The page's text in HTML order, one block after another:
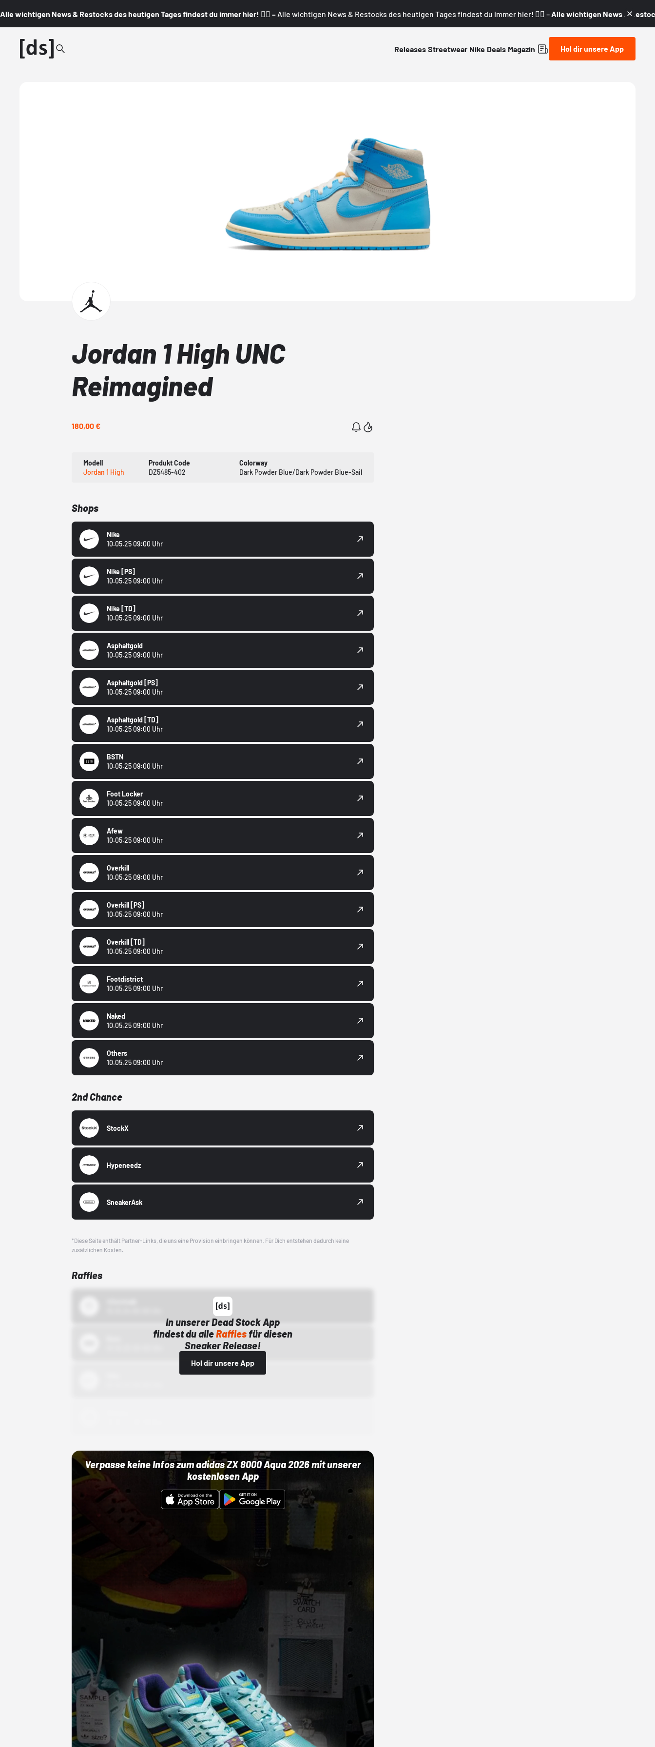
Alle wichtigen News & Restocks des heutigen Tages findest du immer hier! 👇🏼 – Alle wichtigen News & Restocks des heutigen Tages findest du immer hier! 👇🏼 – Alle wichtigen News &
Releases Streetwear Nike Deals Magazin Hol dir unsere App
Jordan 1 High UNC
Reimagined
180,00 €
Modell
Jordan 1 High
Produkt Code
DZ5485-402
Colorway
Dark Powder Blue/Dark Powder Blue-Sail
Shops
Nike
10.05.25 09:00 Uhr
Nike [PS]
10.05.25 09:00 Uhr
Nike [TD]
10.05.25 09:00 Uhr
Asphaltgold
10.05.25 09:00 Uhr
Asphaltgold [PS]
10.05.25 09:00 Uhr
Asphaltgold [TD]
10.05.25 09:00 Uhr
BSTN
10.05.25 09:00 Uhr
Foot Locker
10.05.25 09:00 Uhr
Afew
10.05.25 09:00 Uhr
Overkill
10.05.25 09:00 Uhr
Overkill [PS]
10.05.25 09:00 Uhr
Overkill [TD]
10.05.25 09:00 Uhr
Footdistrict
10.05.25 09:00 Uhr
Naked
10.05.25 09:00 Uhr
Others
10.05.25 09:00 Uhr
2nd Chance
StockX
Hypeneedz
SneakerAsk
*Diese Seite enthält Partner-Links, die uns eine Provision einbringen können. Für Dich entstehen dadurch keine
zusätzlichen Kosten.
Raffles
In unserer Dead Stock App
findest du alleRaffles für diesen
Sneaker Release!
Hol dir unsere App
Verpasse keine Infos zum adidas ZX 8000 Aqua 2026 mit unserer
kostenlosen App